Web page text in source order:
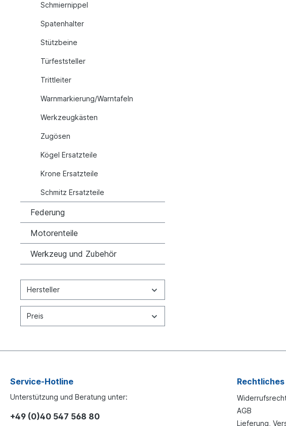
Schmiernippel
Spatenhalter
Stützbeine
Türfeststeller
Trittleiter
Warnmarkierung/Warntafeln
Werkzeugkästen
Zugösen
Kögel Ersatzteile
Krone Ersatzteile
Schmitz Ersatzteile
Federung
Motorenteile
Werkzeug und Zubehör
Hersteller
Preis
Service-Hotline
Unterstützung und Beratung unter:
+49 (0)40 547 568 80
Rechtliches
AGB
Lieferung,